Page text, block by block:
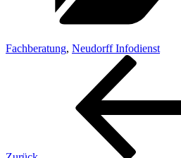
Fachberatung, Neudorff Infodienst
Beitragsnavigation